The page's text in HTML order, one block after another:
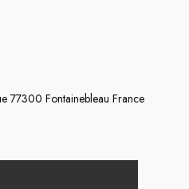
77300 Fontainebleau France